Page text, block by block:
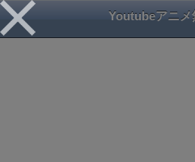
Youtubeアニメ